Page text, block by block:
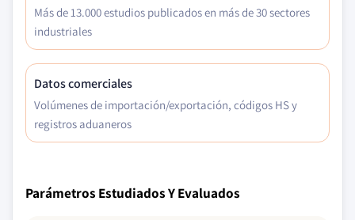
Más de 13.000 estudios publicados en más de 30 sectores
industriales
Datos comerciales
Volúmenes de importación/exportación, códigos HS y
registros aduaneros
Parámetros Estudiados Y Evaluados